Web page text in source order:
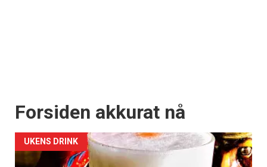
Forsiden akkurat nå
UKENS DRINK